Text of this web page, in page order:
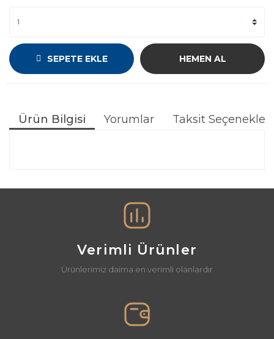
SEPETE EKLE HEMEN AL
Ürün Bilgisi Yorumlar Taksit Seçenekleri
Yorum Yaz
Görüş ve önerileriniz için teşekkür ederiz.
Ürün resmi kalitesiz, bozuk veya görüntülenemiyor.
Ürün bilgilerinde hatalar bulunuyor.
Ürün fiyatı diğer sitelerden daha pahalı.
Verimli Ürünler
Ürünlerimiz daima en verimli olanlardır